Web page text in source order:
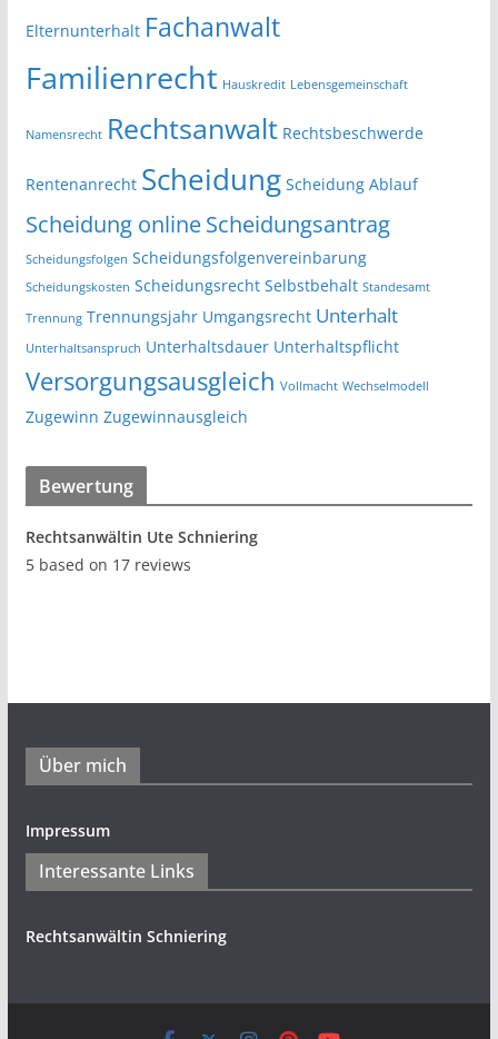
Elternunterhalt Fachanwalt
Familienrecht Hauskredit Lebensgemeinschaft
Namensrecht Rechtsanwalt Rechtsbeschwerde
Rentenanrecht Scheidung Scheidung Ablauf
Scheidung onlineScheidungsantrag
Scheidungsfolgen Scheidungsfolgenvereinbarung
Scheidungskosten Scheidungsrecht Selbstbehalt Standesamt
Trennung Trennungsjahr Umgangsrecht Unterhalt
Unterhaltsanspruch Unterhaltsdauer Unterhaltspflicht
Versorgungsausgleich Vollmacht Wechselmodell
Zugewinn Zugewinnausgleich
Bewertung
Rechtsanwältin Ute Schniering
5based on 17reviews
Über mich
Impressum
Interessante Links
Rechtsanwältin Schniering